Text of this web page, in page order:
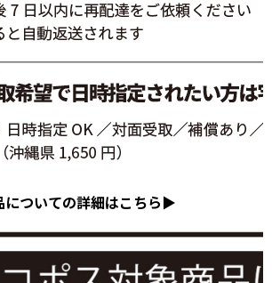
についての詳細はこちら▶